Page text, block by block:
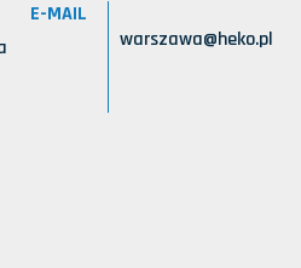
E-MAIL
warszawa@heko.pl